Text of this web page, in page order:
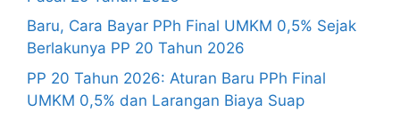
Baru, Cara Bayar PPh Final UMKM 0,5% Sejak
Berlakunya PP 20 Tahun 2026
PP 20 Tahun 2026: Aturan Baru PPh Final
UMKM 0,5% dan Larangan Biaya Suap